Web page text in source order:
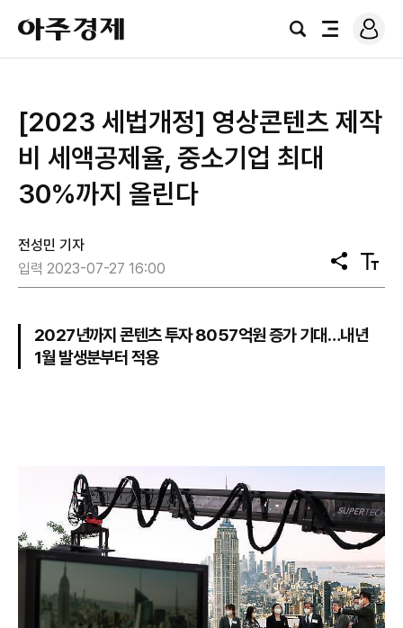
아
주
경
검
전
로
그
[2023 세법개정] 영상콘텐츠 제작
비 세액공제율, 중소기업 최대
30%까지 올린다
전성민 기자
입력 2023-07-27 16:00
공
유
텍
스
2027년까지 콘텐츠 투자 8057억원 증가 기대…내년
1월 발생분부터 적용